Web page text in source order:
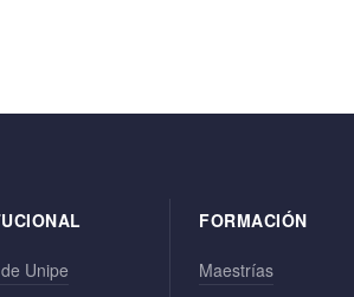
Unipe
FORMACIÓN
Maestrías